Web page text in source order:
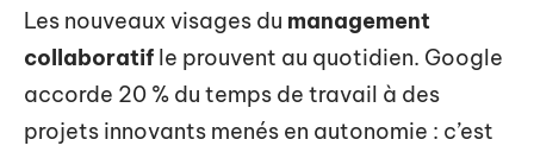
Les nouveaux visages du management
collaboratif le prouvent au quotidien. Google
accorde 20 % du temps de travail à des
projets innovants menés en autonomie : c’est